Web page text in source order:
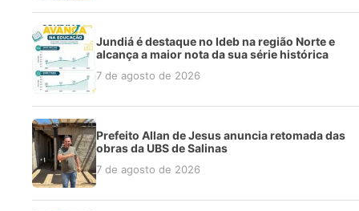
Jundiá é destaque no Ideb na região Norte e
alcança a maior nota da sua série histórica
7 de agosto de 2026
Prefeito Allan de Jesus anuncia retomada das
obras da UBS de Salinas
7 de agosto de 2026